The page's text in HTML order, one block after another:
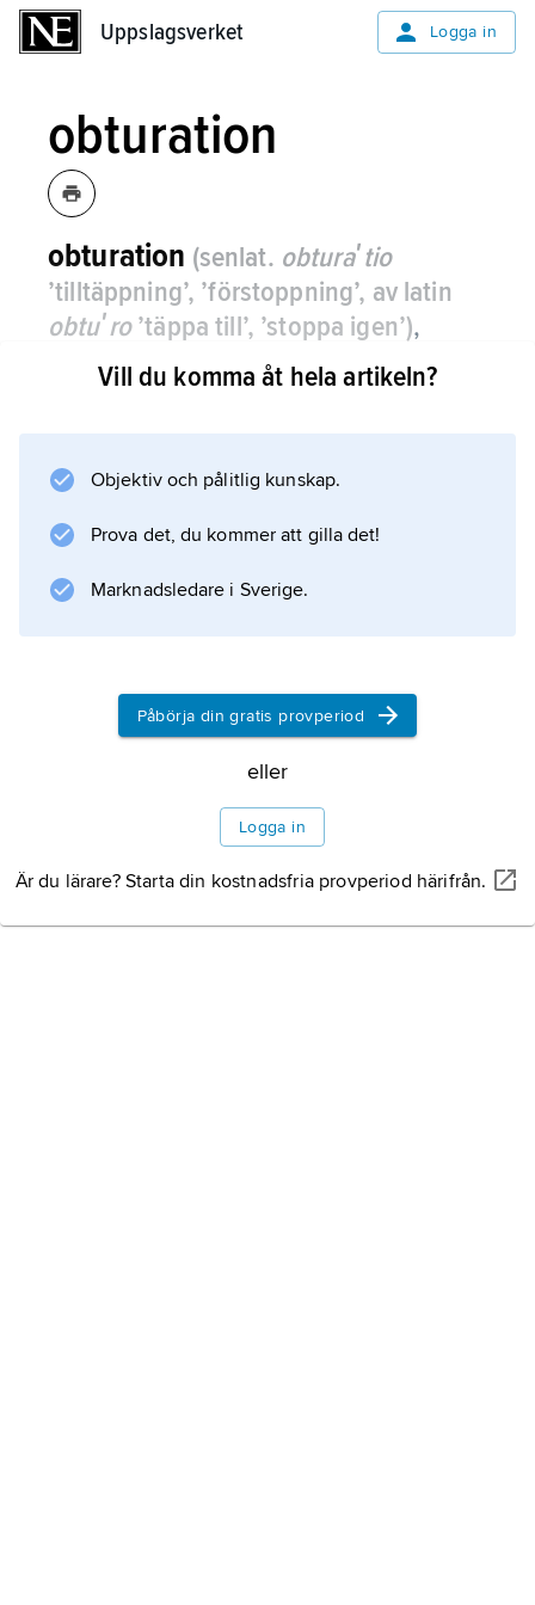
Uppslagsverket Logga in
obturation
obturation (senlat. obturaʹtio
’tilltäppning’, ’förstoppning’, av latin
obtuʹro’täppa till’, ’stoppa igen’),
medicinsk term: en form av obstruktion;
vanligen avses tarmen, t.ex.
Se
.
Vill du komma åt hela artikeln?
Objektiv och pålitlig kunskap.
Prova det, du kommer att gilla det!
Marknadsledare i Sverige.
Påbörja din gratis provperiod
eller
Logga in
Är du lärare? Starta din kostnadsfria provperiod härifrån.